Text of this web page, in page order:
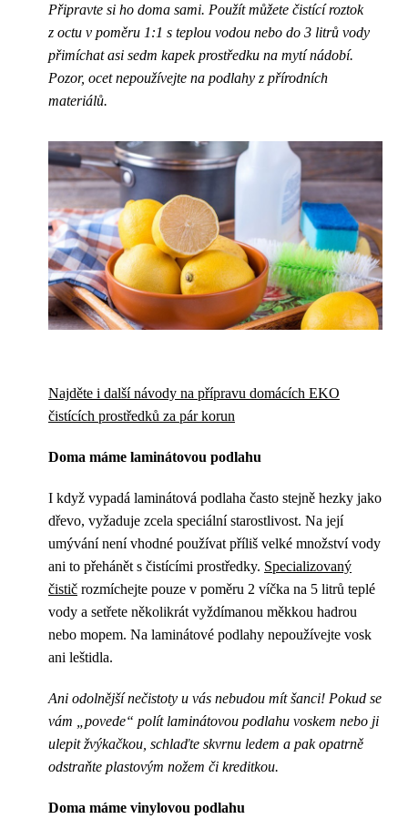
Připravte si ho doma sami. Použít můžete čistící roztok
z octu v poměru 1:1 s teplou vodou nebo do 3 litrů vody
přimíchat asi sedm kapek prostředku na mytí nádobí.
Pozor, ocet nepoužívejte na podlahy z přírodních
materiálů.
Najděte i další návody na přípravu domácích EKO
čistících prostředků za pár korun
Doma máme laminátovou podlahu
I když vypadá laminátová podlaha často stejně hezky jako
dřevo, vyžaduje zcela speciální starostlivost. Na její
umývání není vhodné používat příliš velké množství vody
ani to přehánět s čistícími prostředky. Specializovaný
čistič rozmíchejte pouze v poměru 2 víčka na 5 litrů teplé
vody a setřete několikrát vyždímanou měkkou hadrou
nebo mopem. Na laminátové podlahy nepoužívejte vosk
ani leštidla.
Ani odolnější nečistoty u vás nebudou mít šanci! Pokud se
vám „povede“ polít laminátovou podlahu voskem nebo ji
ulepit žvýkačkou, schlaďte skvrnu ledem a pak opatrně
odstraňte plastovým nožem či kreditkou.
Doma máme vinylovou podlahu